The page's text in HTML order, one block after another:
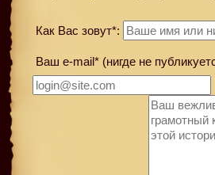
Как Вас зовут*:
Ваш e-mail* (нигде не